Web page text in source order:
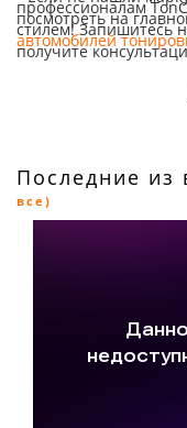
профессионалам
стилем! Запишитесь
получите
посмотреть на
автомобилей
Последние из
все)